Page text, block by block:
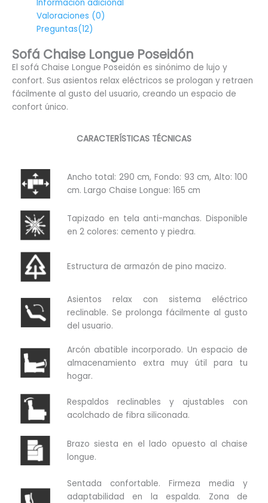
Información adicional
Valoraciones (0)
Preguntas(12)
Sofá Chaise Longue Poseidón
El sofá Chaise Longue Poseidón es sinónimo de lujo y
confort. Sus asientos relax eléctricos se prologan y retraen
fácilmente al gusto del usuario, creando un espacio de
confort único.
CARACTERÍSTICAS TÉCNICAS
Ancho total: 290 cm, Fondo: 93 cm, Alto: 100
cm. Largo Chaise Longue: 165 cm
Tapizado en tela anti-manchas. Disponible
en 2 colores: cemento y piedra.
Estructura de armazón de pino macizo.
Asientos relax con sistema eléctrico
reclinable. Se prolonga fácilmente al gusto
del usuario.
Arcón abatible incorporado. Un espacio de
almacenamiento extra muy útil para tu
hogar.
Respaldos reclinables y ajustables con
acolchado de fibra siliconada.
Brazo siesta en el lado opuesto al chaise
longue.
Sentada confortable. Firmeza media y
adaptabilidad en la espalda. Zona de